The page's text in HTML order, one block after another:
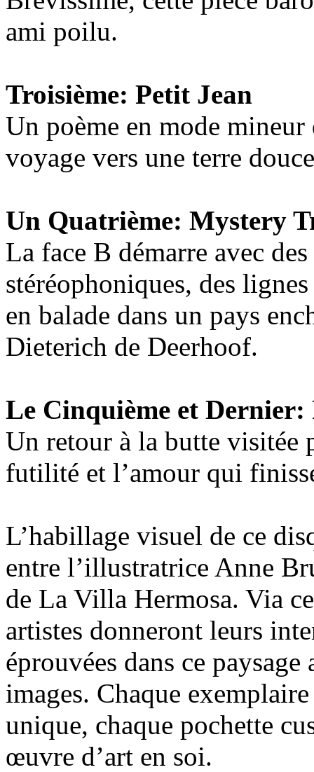
ami poilu.
Troisième: Petit Jean
Un poème en mode
voyage vers une terre
Un Quatrième: Mystery
La face B démarre avec
stéréophoniques, des
en balade dans un pays
Dieterich de Deerhoof.
Le Cinquième et Dernier:
Un retour à la butte visitée
futilité et l’amour qui
L’habillage visuel de ce
entre l’illustratrice Anne
de La Villa Hermosa. Via
artistes donneront leurs
éprouvées dans ce
images. Chaque
unique, chaque pochette
œuvre d’art en soi.